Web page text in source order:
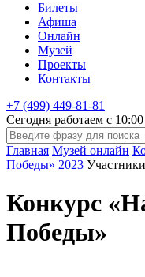
Билеты
Афиша
Онлайн
Музей
Проекты
Контакты
+7 (499) 449-81-81
Сегодня работаем с 10:00
Главная Музей онлайн
Победы» 2023
Конкурс
Победы»